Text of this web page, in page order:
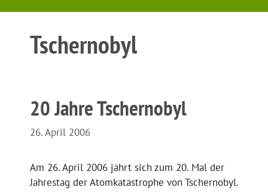
Tschernobyl
20 Jahre Tschernobyl
26. April 2006
Am 26. April 2006 jährt sich zum 20. Mal der
Jahrestag der Atomkatastrophe von Tschernobyl.